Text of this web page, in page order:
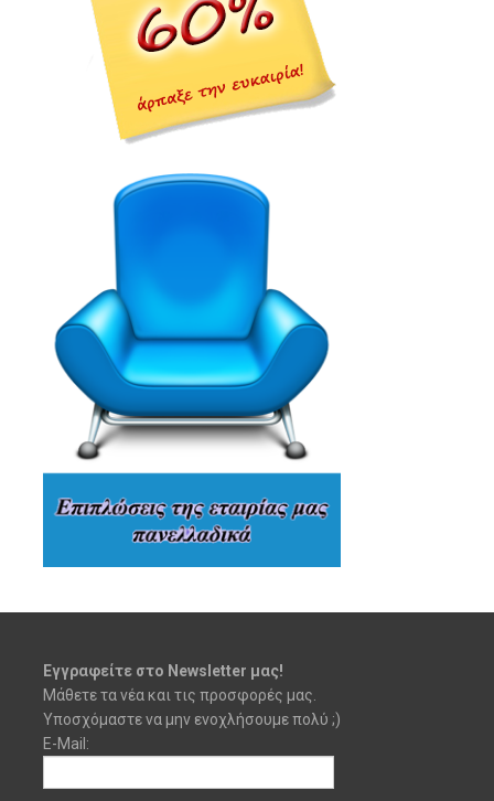
Εγγραφείτε στο Newsletter μας!
Μάθετε τα νέα και τις προσφορές μας.
Υποσχόμαστε να μην ενοχλήσουμε πολύ ;)
E-Mail: